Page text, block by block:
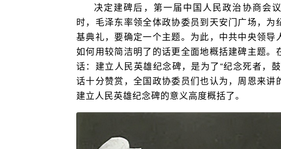
决定建碑后，第一届中国人民政治协商会
时，毛泽东率领全体政协委员到天安门广场，
基典礼，要确定一个主题。为此，中共中央领导
如何用较简洁明了的话更全面地概括建碑主题。
话：建立人民英雄纪念碑，是为了“纪念死者，
话十分赞赏，全国政协委员们也认为，周恩来讲
建立人民英雄纪念碑的意义高度概括了。